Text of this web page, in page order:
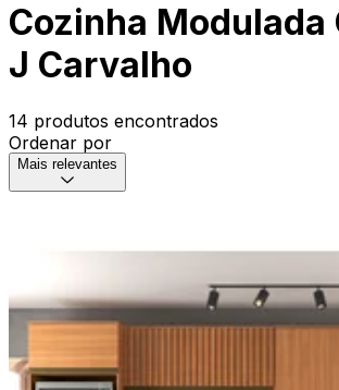
Cozinha Modulada
J Carvalho
14 produtos encontrados
Ordenar por
Mais relevantes